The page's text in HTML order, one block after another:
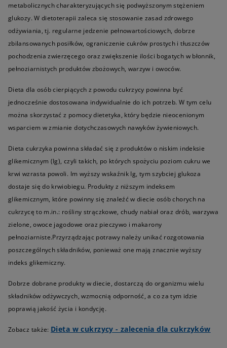
metabolicznych charakteryzujących się podwyższonym stężeniem
glukozy. W dietoterapii zaleca się stosowanie zasad zdrowego
odżywiania, tj. regularne jedzenie pełnowartościowych, dobrze
zbilansowanych posiłków, ograniczenie cukrów prostych i tłuszczów
pochodzenia zwierzęcego oraz zwiększenie ilości bogatych w błonnik,
pełnoziarnistych produktów zbożowych, warzyw i owoców.
Dieta dla osób cierpiących z powodu cukrzycy powinna być
jednocześnie dostosowana indywidualnie do ich potrzeb. W tym celu
można skorzystać z pomocy dietetyka, który będzie nieocenionym
wsparciem w zmianie dotychczasowych nawyków żywieniowych.
Dieta cukrzyka powinna składać się z produktów o niskim indeksie
glikemicznym (Ig), czyli takich, po których spożyciu poziom cukru we
krwi wzrasta powoli. Im wyższy wskaźnik Ig, tym szybciej glukoza
dostaje się do krwiobiegu. Produkty z niższym indeksem
glikemicznym, które powinny się znaleźć w diecie osób chorych na
cukrzycę to m.in.: rośliny strączkowe, chudy nabiał oraz drób, warzywa
zielone, owoce jagodowe oraz pieczywo i makarony
pełnoziarniste.Przyrządzając potrawy należy unikać rozgotowania
poszczególnych składników, ponieważ one mają znacznie wyższy
indeks glikemiczny.
Dobrze dobrane produkty w diecie, dostarczą do organizmu wielu
składników odżywczych, wzmocnią odporność, a co za tym idzie
poprawią jakość życia i kondycję.
Zobacz także: Dieta w cukrzycy - zalecenia dla cukrzyków